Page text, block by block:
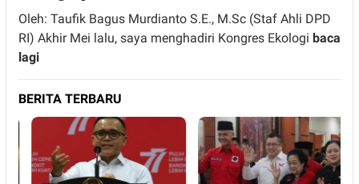
Oleh: Taufik Bagus Murdianto S.E., M.Sc (Staf Ahli DPD
RI) Akhir Mei lalu, saya menghadiri Kongres Ekologi baca
lagi
BERITA TERBARU